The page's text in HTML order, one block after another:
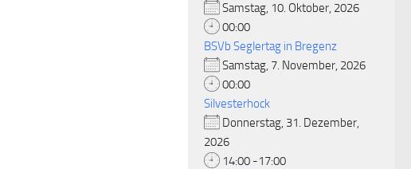
Samstag, 10. Oktober, 2026
00:00
BSVb Seglertag in Bregenz
Samstag, 7. November, 2026
00:00
Silvesterhock
Donnerstag, 31. Dezember,
2026
14:00 -17:00